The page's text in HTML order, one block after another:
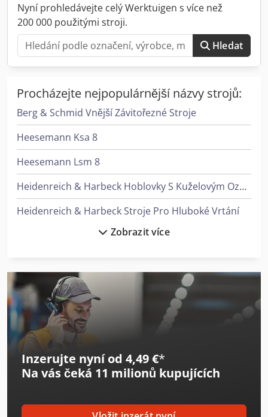
Nyní prohledávejte celý Werktuigen s více než
200 000 použitými stroji.
Hledat
Procházejte nejpopulárnější názvy strojů:
Berg & Schmid Vnější Závitořezné Stroje
Heesemann Ksa 8
Heesemann Lsm 8
Heidenreich & Harbeck Hoblovky S Kuželovým Ozubením
Heidenreich & Harbeck Stroje Pro Hluboké Vrtání
Index Ms22-6
Linde L 10
Linde L 12
Man Le 8
Mercedes Benz Sklápěč
Zobrazit více
Inzerujte nyní od 4,49 €*
Na vás čeká 11 milionů kupujících